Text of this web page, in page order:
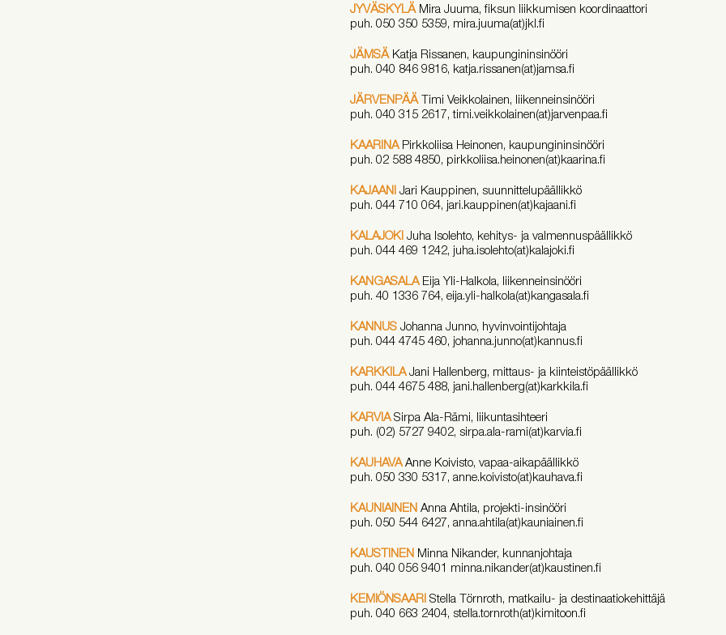
JYVÄSKYLÄMira Juuma, fiksun liikkumisen koordinaattori
puh. 050 350 5359, mira.juuma(at)jkl.fi
JÄMSÄ Katja Rissanen, kaupungininsinööri
puh. 040 846 9816, katja.rissanen(at)jamsa.fi
JÄRVENPÄÄTimi Veikkolainen, liikenneinsinööri
puh. 040 315 2617, timi.veikkolainen(at)jarvenpaa.fi
KAARINAPirkkoliisa Heinonen, kaupungininsinööri
puh. 02 588 4850, pirkkoliisa.heinonen(at)kaarina.fi
KAJAANI Jari Kauppinen, suunnittelupäällikkö
puh. 044 710 064, jari.kauppinen(at)kajaani.fi
KALAJOKI Juha Isolehto, kehitys- ja valmennuspäällikkö
puh. 044 469 1242, juha.isolehto(at)kalajoki.fi
KANGASALAEija Yli-Halkola, liikenneinsinööri
puh. 40 1336 764, eija.yli-halkola(at)kangasala.fi
KANNUS Johanna Junno, hyvinvointijohtaja
puh. 044 4745 460, johanna.junno(at)kannus.fi
KARKKILAJani Hallenberg, mittaus- ja kiinteistöpäällikkö
puh. 044 4675 488, jani.hallenberg(at)karkkila.fi
KARVIASirpa Ala-Rämi, liikuntasihteeri
puh. (02) 5727 9402, sirpa.ala-rami(at)karvia.fi
KAUHAVAAnne Koivisto, vapaa-aikapäällikkö
puh. 050 330 5317, anne.koivisto(at)kauhava.fi
KAUNIAINEN Anna Ahtila, projekti-insinööri
puh. 050 544 6427, anna.ahtila(at)kauniainen.fi
KAUSTINEN Minna Nikander, kunnanjohtaja
puh. 040 056 9401 minna.nikander(at)kaustinen.fi
KEMIÖNSAARI Stella Törnroth, matkailu- ja destinaatiokehittäjä
puh. 040 663 2404, stella.tornroth(at)kimitoon.fi